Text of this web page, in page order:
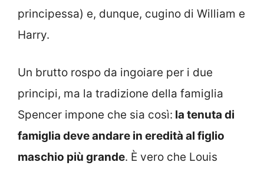
principessa) e, dunque, cugino di William e
Harry.
Un brutto rospo da ingoiare per i due
principi, ma la tradizione della famiglia
Spencer impone che sia così: la tenuta di
famiglia deve andare in eredità al figlio
maschio più grande. È vero che Louis